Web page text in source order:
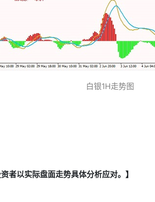
白银1H走势图
者以实际盘面走势具体分析应对。】